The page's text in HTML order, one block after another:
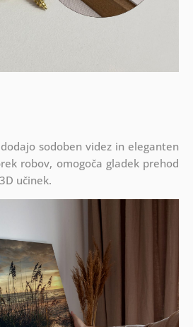
sodoben videz in eleganten
robov, omogoča gladek prehod
učinek.